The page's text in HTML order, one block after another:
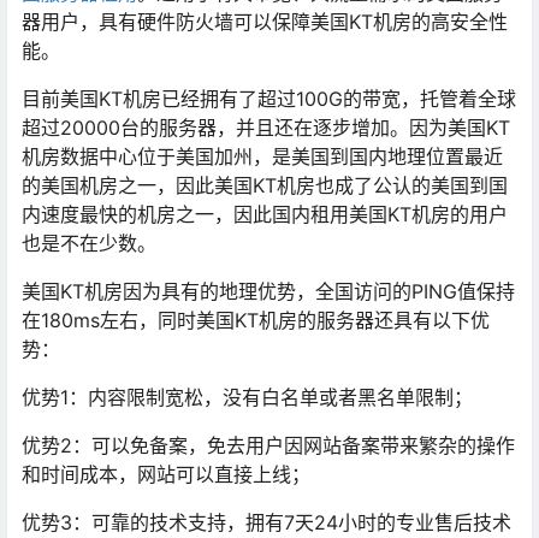
器用户，具有硬件防火墙可以保障美国KT机房的高安全性
能。
目前美国KT机房已经拥有了超过100G的带宽，托管着全球
超过20000台的服务器，并且还在逐步增加。因为美国KT
机房数据中心位于美国加州，是美国到国内地理位置最近
的美国机房之一，因此美国KT机房也成了公认的美国到国
内速度最快的机房之一，因此国内租用美国KT机房的用户
也是不在少数。
美国KT机房因为具有的地理优势，全国访问的PING值保持
在180ms左右，同时美国KT机房的服务器还具有以下优
势：
优势1：内容限制宽松，没有白名单或者黑名单限制；
优势2：可以免备案，免去用户因网站备案带来繁杂的操作
和时间成本，网站可以直接上线；
优势3：可靠的技术支持，拥有7天24小时的专业售后技术